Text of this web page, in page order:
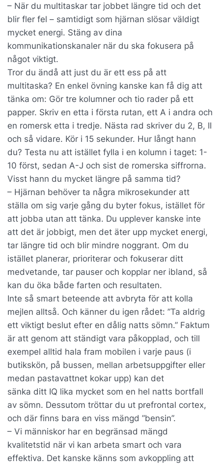
– När du multitaskar tar jobbet längre tid och det
blir fler fel – samtidigt som hjärnan slösar väldigt
mycket energi. Stäng av dina
kommunikationskanaler när du ska fokusera på
något viktigt.
Tror du ändå att just du är ett ess på att
multitaska? En enkel övning kanske kan få dig att
tänka om: Gör tre kolumner och tio rader på ett
papper. Skriv en etta i första rutan, ett A i andra och
en romersk etta i tredje. Nästa rad skriver du 2, B, II
och så vidare. Kör i 15 sekunder. Hur långt hann
du? Testa nu att istället fylla i en kolumn i taget: 1-
10 först, sedan A-J och sist de romerska siffrorna.
Visst hann du mycket längre på samma tid?
– Hjärnan behöver ta några mikrosekunder att
ställa om sig varje gång du byter fokus, istället för
att jobba utan att tänka. Du upplever kanske inte
att det är jobbigt, men det äter upp mycket energi,
tar längre tid och blir mindre noggrant. Om du
istället planerar, prioriterar och fokuserar ditt
medvetande, tar pauser och kopplar ner ibland, så
kan du öka både farten och resultaten.
Inte så smart beteende att avbryta för att kolla
mejlen alltså. Och känner du igen rådet: ”Ta aldrig
ett viktigt beslut efter en dålig natts sömn.” Faktum
är att genom att ständigt vara påkopplad, och till
exempel alltid hala fram mobilen i varje paus (i
butikskön, på bussen, mellan arbetsuppgifter eller
medan pastavattnet kokar upp) kan det
sänka ditt IQ lika mycket som en hel natts bortfall
av sömn. Dessutom tröttar du ut prefrontal cortex,
och där finns bara en viss mängd ”bensin”.
– Vi människor har en begränsad mängd
kvalitetstid när vi kan arbeta smart och vara
effektiva. Det kanske känns som avkoppling att